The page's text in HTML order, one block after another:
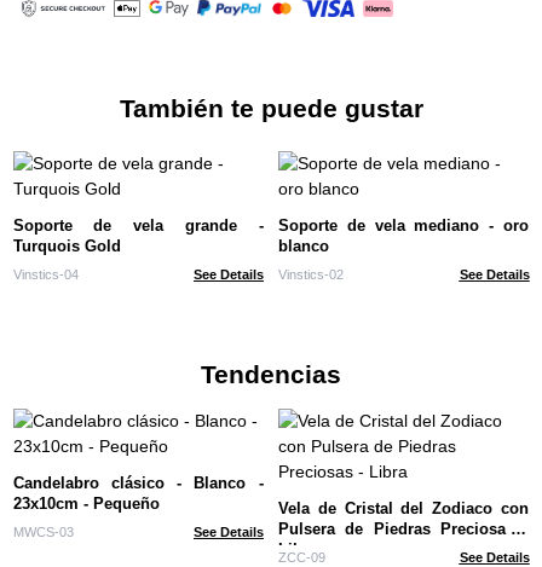
También te puede gustar
Soporte de vela grande -
Turquois Gold
Vinstics-04 See Details
Soporte de vela mediano - oro
blanco
Vinstics-02 See Details
Tendencias
Candelabro clásico - Blanco -
23x10cm - Pequeño
MWCS-03 See Details
Vela de Cristal del Zodiaco con
Pulsera de Piedras Preciosas -
Libra
ZCC-09 See Details